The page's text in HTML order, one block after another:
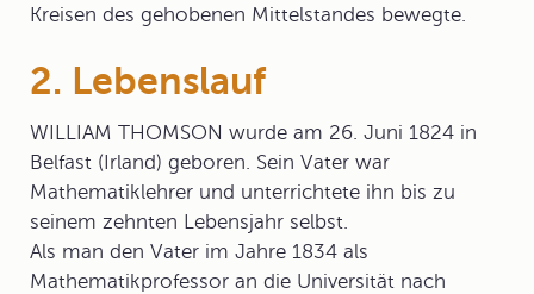
Kreisen des gehobenen Mittelstandes bewegte.
2. Lebenslauf
WILLIAM THOMSON wurde am 26. Juni 1824 in
Belfast (Irland) geboren. Sein Vater war
Mathematiklehrer und unterrichtete ihn bis zu
seinem zehnten Lebensjahr selbst.
Als man den Vater im Jahre 1834 als
Mathematikprofessor an die Universität nach